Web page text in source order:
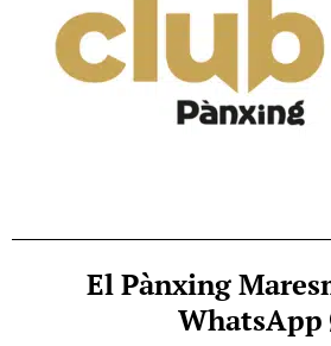
El Pànxing
WhatsApp